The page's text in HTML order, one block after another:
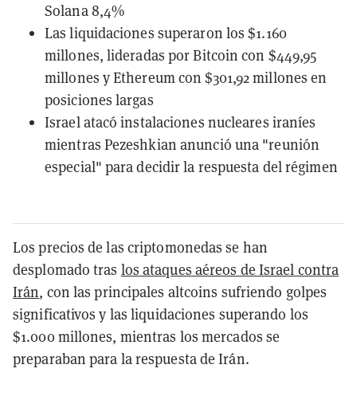
Solana 8,4%
Las liquidaciones superaron los $1.160
millones, lideradas por Bitcoin con $449,95
millones y Ethereum con $301,92 millones en
posiciones largas
Israel atacó instalaciones nucleares iraníes
mientras Pezeshkian anunció una "reunión
especial" para decidir la respuesta del régimen
Los precios de las criptomonedas se han
desplomado tras los ataques aéreos de Israel contra
Irán, con las principales altcoins sufriendo golpes
significativos y las liquidaciones superando los
$1.000 millones, mientras los mercados se
preparaban para la respuesta de Irán.